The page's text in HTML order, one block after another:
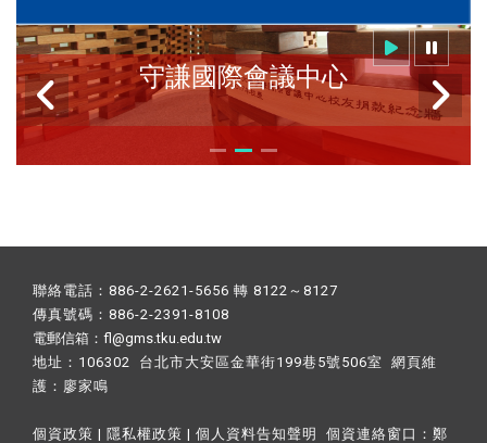
守謙國際會議中心
聯絡電話：886-2-2621-5656 轉 8122～8127
傳真號碼：886-2-2391-8108
電郵信箱：fl@gms.tku.edu.tw
地址：106302 台北市大安區金華街199巷5號506室 網頁維
護： 廖家鳴​
個資政策 | 隱私權政策 | 個人資料告知聲明 個資連絡窗口： 鄭